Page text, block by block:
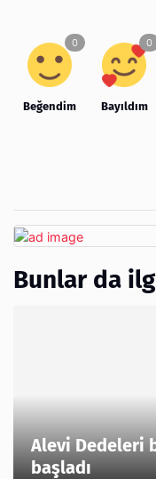
Beğendim Bayıldım
Bunlar da
Alevi Dedeleri
başladı